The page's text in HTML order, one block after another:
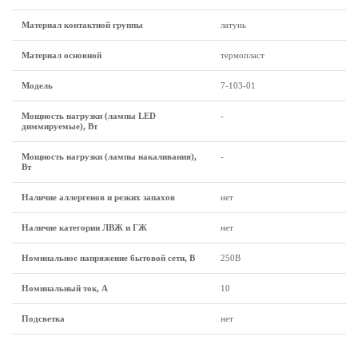
Материал контактной группы латунь
Материал основной термопласт
Модель 7-103-01
Мощность нагрузки (лампы LED
диммируемые), Вт
-
Мощность нагрузки (лампы накаливания),
Вт
-
Наличие аллергенов и резких запахов нет
Наличие категории ЛВЖ и ГЖ нет
Номинальное напряжение бытовой сети, В 250В
Номинальный ток, А 10
Подсветка нет